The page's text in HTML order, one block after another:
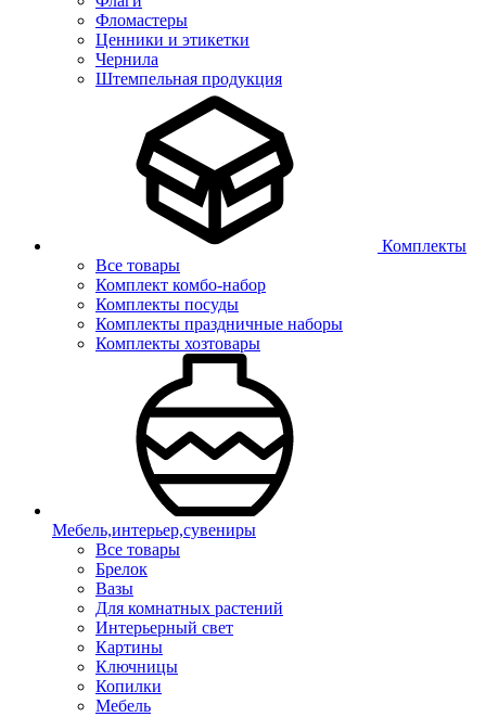
Фломастеры
Ценники и этикетки
Чернила
Штемпельная продукция
Комплекты
Все товары
Комплект комбо-набор
Комплекты посуды
Комплекты праздничные наборы
Комплекты хозтовары
Мебель,интерьер,сувениры
Все товары
Брелок
Вазы
Для комнатных растений
Интерьерный свет
Картины
Ключницы
Копилки
Мебель